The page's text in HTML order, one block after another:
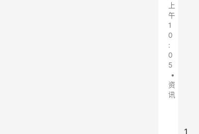
上
午
1
0
:
0
5
•
资
讯
1